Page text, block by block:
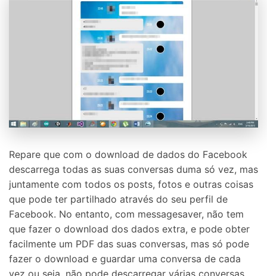
Repare que com o download de dados do Facebook
descarrega todas as suas conversas duma só vez, mas
juntamente com todos os posts, fotos e outras coisas
que pode ter partilhado através do seu perfil de
Facebook. No entanto, com messagesaver, não tem
que fazer o download dos dados extra, e pode obter
facilmente um PDF das suas conversas, mas só pode
fazer o download e guardar uma conversa de cada